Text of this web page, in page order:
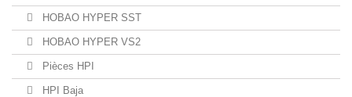
HOBAO HYPER SST
HOBAO HYPER VS2
Pièces HPI
HPI Baja